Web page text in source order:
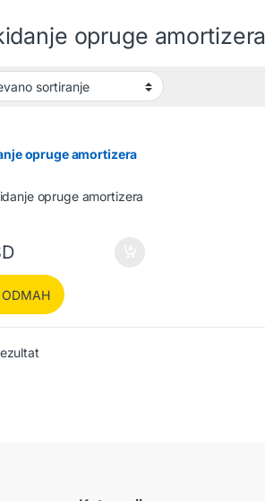
opruge amortizera
opruge amortizera
ODMAH